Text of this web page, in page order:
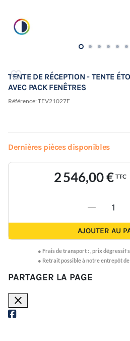
TENTE DE RÉCEPTION - TENTE
AVEC PACK FENÊTRES
Référence: TEV21027F
Dernières pièces disponibles
2 546,00 € TTC
-
AJOUTER AU
● Frais de transport : prix dégressif
● Retrait possible à notre entrepôt de
PARTAGER LA PAGE
close